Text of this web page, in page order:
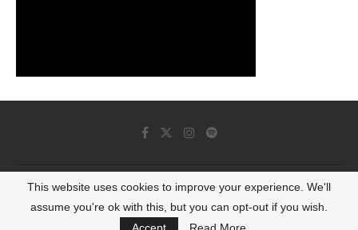
© 2022 - Luminous Dash All Rights Reserved
BACK TO TOP
This website uses cookies to improve your experience. We'll
assume you're ok with this, but you can opt-out if you wish.